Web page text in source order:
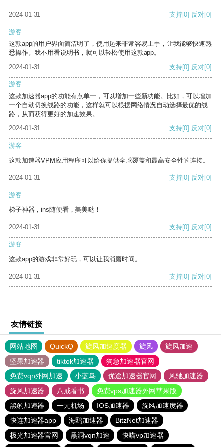
2024-01-31 支持[0] 反对[0]
游客
这款app的用户界面简洁明了，使用起来非常容易上手，让我能够快速熟
悉操作。我不用看说明书，就可以轻松使用这款app。
2024-01-31
支持[0] 反对[0]
游客
这款加速器app的功能有点单一，可以增加一些新功能。比如，可以增加
一个自动切换线路的功能，这样就可以根据网络情况自动选择最优的线
路，从而获得更好的加速效果。
2024-01-31
支持[0] 反对[0]
游客
这款加速器VPM应用程序可以给你提供全球覆盖和最高安全性的连接。
2024-01-31 支持[0] 反对[0]
游客
梯子神器，ins随便看，美美哒！
2024-01-31 支持[0] 反对[0]
游客
这款app的游戏非常好玩，可以让我消磨时间。
2024-01-31 支持[0] 反对[0]
友情链接
网站地图 QuickQ 旋风加速度器 旋风
旋风加速
坚果加速器
tiktok加速器
狗急加速器官网
免费vqn外网加速
小蓝鸟 优途加速器官网
风驰加速器
旋风加速器
八戒看书
免费vps加速器外网苹果版
黑豹加速器
一元机场 IOS加速器
旋风加速度器
快连加速器app
海鸥加速器
BitzNet加速器
极光加速器官网
黑洞vqn加速
快喵vp加速器